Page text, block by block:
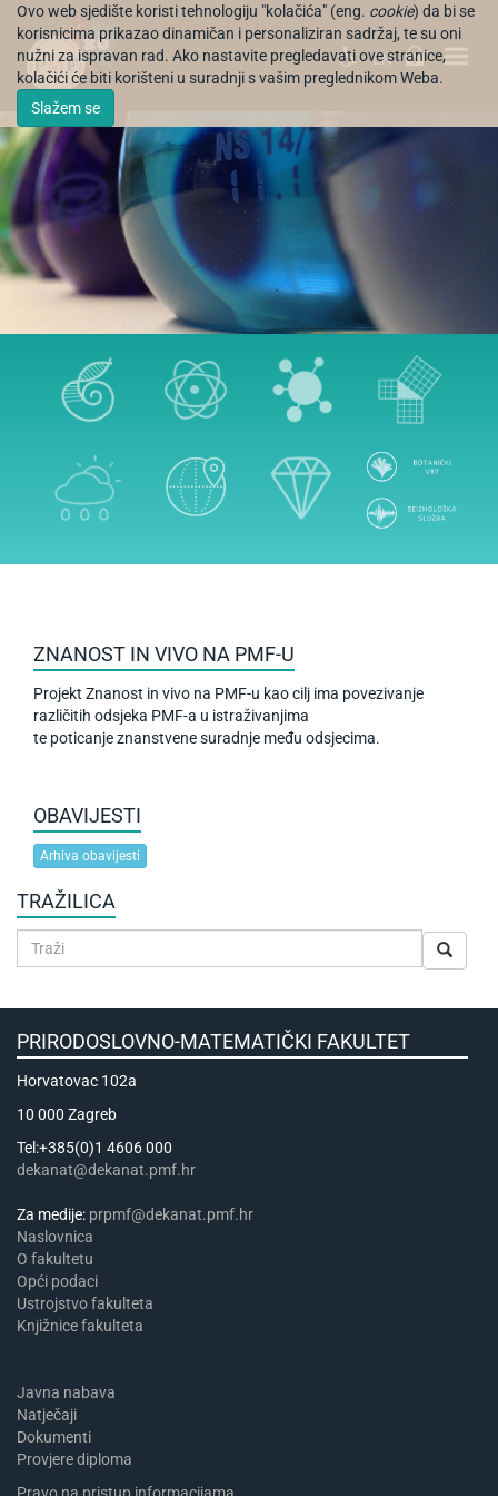
Ovo web sjedište koristi tehnologiju "kolačića" (eng. cookie) da bi se
korisnicima prikazao dinamičan i personaliziran sadržaj, te su oni
nužni za ispravan rad. Ako nastavite pregledavati ove stranice,
kolačići će biti korišteni u suradnji s vašim preglednikom Weba.
Slažem se
EN
ZNANOST IN VIVO NA PMF-U
Projekt Znanost in vivo na PMF-u kao cilj ima povezivanje
različitih odsjeka PMF-a u istraživanjima
te poticanje znanstvene suradnje među odsjecima.
OBAVIJESTI
Arhiva obavijesti
TRAŽILICA
PRIRODOSLOVNO-MATEMATIČKI FAKULTET
Horvatovac 102a
10 000 Zagreb
Tel:+385(0)1 4606 000
dekanat@dekanat.pmf.hr
Za medije: prpmf@dekanat.pmf.hr
Naslovnica
​​​O fakultetu
Opći podaci
Ustrojstvo fakulteta
Knjižnice fakulteta
Javna nabava
Natječaji
Dokumenti
Provjere diploma